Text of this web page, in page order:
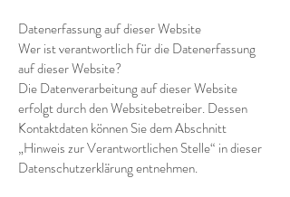
Datenerfassung auf dieser Website
Wer ist verantwortlich für die Datenerfassung
auf dieser Website?
Die Datenverarbeitung auf dieser Website
erfolgt durch den Websitebetreiber. Dessen
Kontaktdaten können Sie dem Abschnitt
„Hinweis zur Verantwortlichen Stelle“ in dieser
Datenschutzerklärung entnehmen.